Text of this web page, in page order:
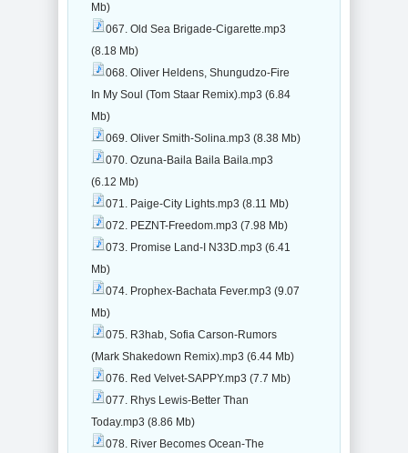
Mb)
067. Old Sea Brigade-Cigarette.mp3
(8.18 Mb)
068. Oliver Heldens, Shungudzo-Fire
In My Soul (Tom Staar Remix).mp3 (6.84
Mb)
069. Oliver Smith-Solina.mp3 (8.38 Mb)
070. Ozuna-Baila Baila Baila.mp3
(6.12 Mb)
071. Paige-City Lights.mp3 (8.11 Mb)
072. PEZNT-Freedom.mp3 (7.98 Mb)
073. Promise Land-I N33D.mp3 (6.41
Mb)
074. Prophex-Bachata Fever.mp3 (9.07
Mb)
075. R3hab, Sofia Carson-Rumors
(Mark Shakedown Remix).mp3 (6.44 Mb)
076. Red Velvet-SAPPY.mp3 (7.7 Mb)
077. Rhys Lewis-Better Than
Today.mp3 (8.86 Mb)
078. River Becomes Ocean-The